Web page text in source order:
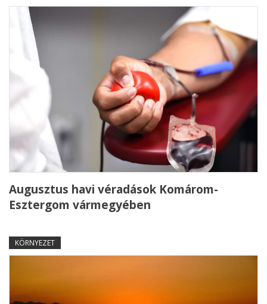
Augusztus havi véradások Komárom-
Esztergom vármegyében
KÖRNYEZET